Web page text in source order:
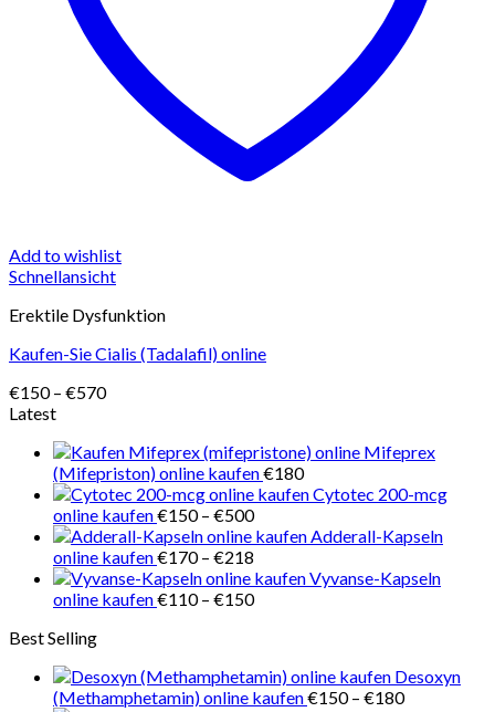
Add to wishlist
Schnellansicht
Erektile Dysfunktion
Kaufen-Sie Cialis (Tadalafil) online
€150 – €570Preisspanne:
€570
Latest
Mifeprex
(Mifepriston) online kaufen€180
Cytotec 200-mcg
online kaufen€150 – €500Preisspanne:
€150
€500
Adderall-Kapseln
online kaufen€170 – €218
€170
bis
Vyvanse-Kapseln
online kaufen€110 – €150Preisspanne:
Best Selling
Desoxyn
(Methamphetamin) online kaufen€150 – €180